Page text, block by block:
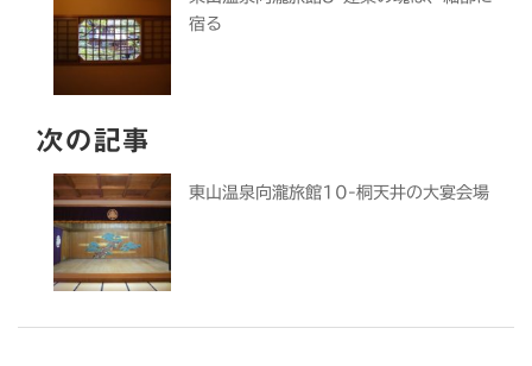
宿る
次の記事
東山温泉向瀧旅館10-桐天井の大宴会場